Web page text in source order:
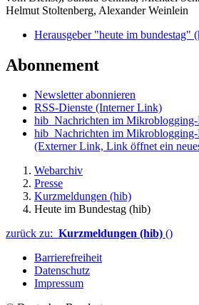
Helmut Stoltenberg, Alexander Weinlein
Herausgeber "heute im bundestag"
Abonnement
Newsletter abonnieren
RSS-Dienste (Interner Link)
hib_Nachrichten im
hib_Nachrichten im
(Externer Link, Link öffnet ein
Webarchiv
Presse
Kurzmeldungen (hib)
Heute im Bundestag (hib)
zurück zu: Kurzmeldungen (hib) ()
Barrierefreiheit
Datenschutz
Impressum